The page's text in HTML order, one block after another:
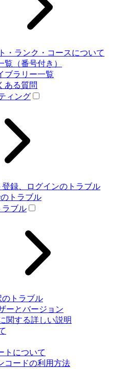
・ランク・コースについて
覧（番号付き）
ブラリー一覧
ある質問
ィング
登録、ログインのトラブル
トラブル
ラブル
のトラブル
ーとバージョン
関する詳しい説明
トについて
コードの利用方法